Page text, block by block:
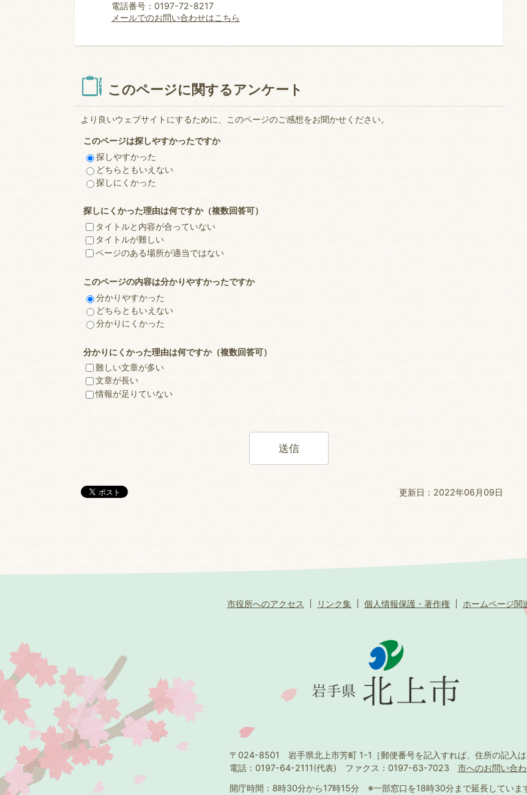
電話番号：0197-72-8217
メールでのお問い合わせはこちら
このページに関するアンケート
より良いウェブサイトにするために、このページのご感想をお聞かせください。
このページは探しやすかったですか
探しやすかった
どちらともいえない
探しにくかった
探しにくかった理由は何ですか（複数回答可）
タイトルと内容が合っていない
タイトルが難しい
ページのある場所が適当ではない
このページの内容は分かりやすかったですか
分かりやすかった
どちらともいえない
分かりにくかった
分かりにくかった理由は何ですか（複数回答可）
難しい文章が多い
文章が長い
情報が足りていない
更新日：2022年06月09日
市役所へのアクセス リンク集 個人情報保護・著作権 ホームページ関
〒024-8501 岩手県北上市芳町 1-1 ［郵便番号を記入すれば、住所の記入は
電話：0197-64-2111(代表) ファクス：0197-63-7023 市へのお問い合
開庁時間：8時30分から17時15分 ※一部窓口を18時30分まで延長していま